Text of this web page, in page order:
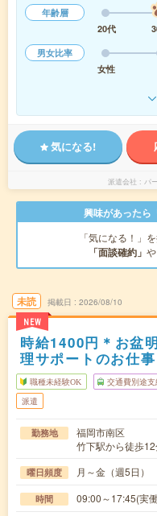
年齢層
20代
男女比率
女性
気になる!
派遣会社 パ
興味があったら
「気になる！」
「面談確約」 や
未読
NEW
掲載日 2026/08/10
時給1400円＊お盆
理サポートのお仕
職種未経験OK 交通費別途支
派遣
勤務地
福岡市南区
竹下駅から徒歩
曜日頻度 月～金（週5日）
時間 09:00～17:45(実